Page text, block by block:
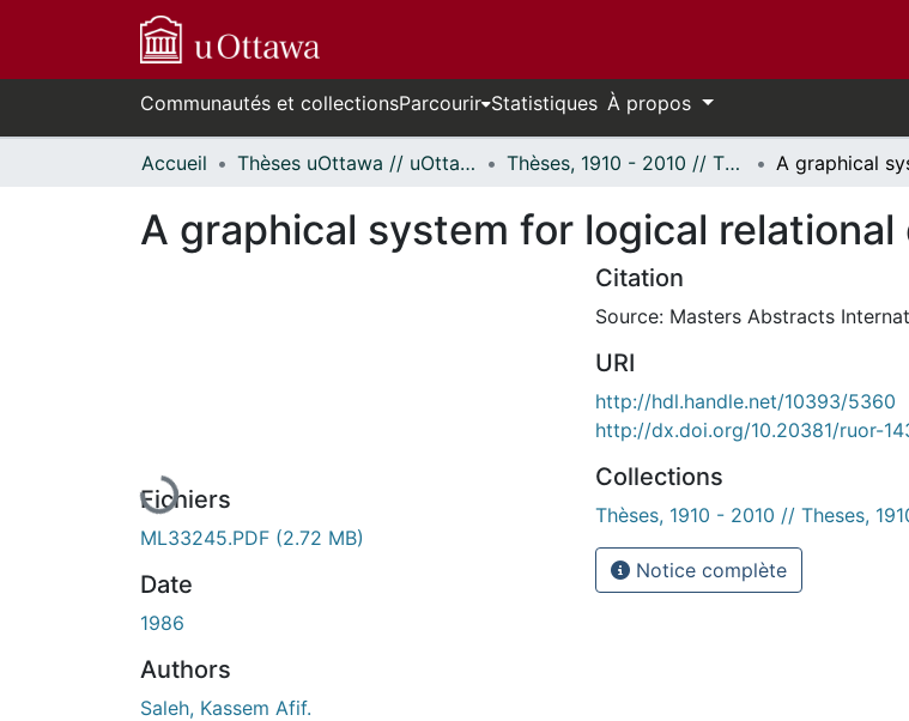
Communautés et collectionsParcourir Statistiques À propos
Accueil Thèses uOttawa // uOttawa Theses Thèses, 1910 - 2010 // Theses, 1910 - 2010
A graphical system for logical relational
En cours de chargement...
Fichiers
ML33245.PDF (2.72 MB)
Date
1986
Authors
Saleh, Kassem Afif.
Citation
Source: Masters Abstracts
URI
http://hdl.handle.net/10393/5360
http://dx.doi.org/10.20381/ruor-
Collections
Thèses, 1910 - 2010 // Theses,
Notice complète